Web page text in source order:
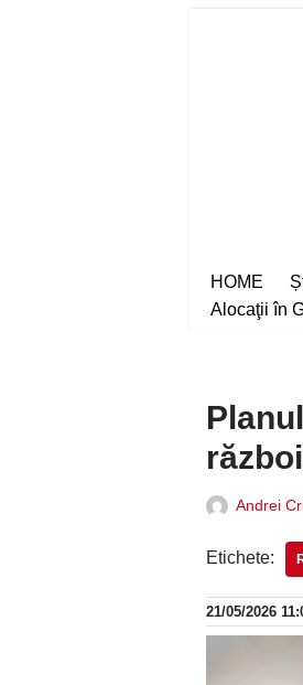
HOME
Alocaţii în
Andrei
Etichete:
21/05/2026